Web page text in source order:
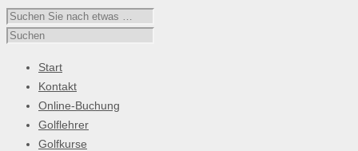
Start
Kontakt
Online-Buchung
Golflehrer
Golfkurse